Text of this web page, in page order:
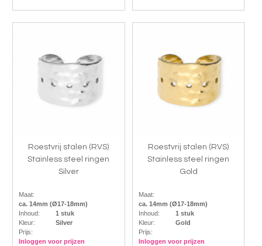
Roestvrij stalen (RVS)
Stainless steel ringen
Silver
Maat:
ca. 14mm (Ø17-18mm)
Inhoud:
1 stuk
Kleur:
Silver
Prijs:
Inloggen voor prijzen
Roestvrij stalen (RVS)
Stainless steel ringen
Gold
Maat:
ca. 14mm (Ø17-18mm)
Inhoud:
1 stuk
Kleur:
Gold
Prijs:
Inloggen voor prijzen